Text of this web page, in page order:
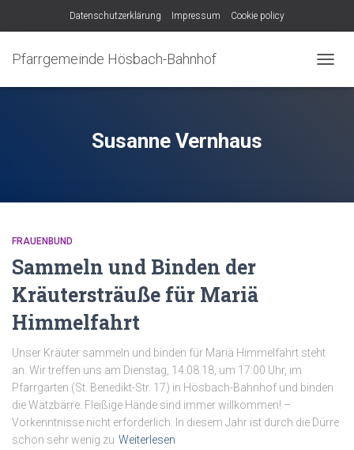
Datenschutzerklärung Impressum Cookie policy
Pfarrgemeinde Hösbach-Bahnhof
Susanne Vernhaus
FRAUENBUND
Sammeln und Binden der
Kräutersträuße für Mariä
Himmelfahrt
Unser Kräuter sammeln und binden für Mariä Himmelfahrt steht
an. Wir treffen uns am Dienstag, 14.08.18, um 17:00 Uhr, im
Pfarrgarten (St. Benedikt-Str. 17) in Hösbach-Bahnhof und binden
die Wätzbärre. Fleißige Hände sind immer willkommen! –
Vorkenntnisse nicht erforderlich. In diesem Jahr ist durch die Dürre
schon sehr wenig zu Weiterlesen